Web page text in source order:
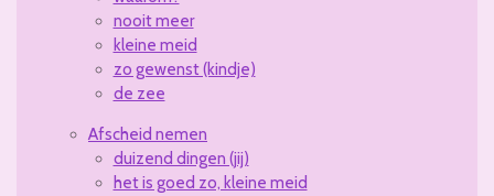
nooit meer
kleine meid
zo gewenst (kindje)
de zee
Afscheid nemen
duizend dingen (jij)
het is goed zo, kleine meid